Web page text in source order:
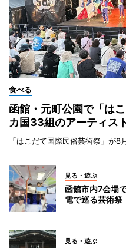
食べる
函館・元町公園で「は
カ国33組のアーティス
「はこだて国際民俗芸術祭」が8
見る・遊ぶ
函館市内7会場
電で巡る芸術祭
見る・遊ぶ